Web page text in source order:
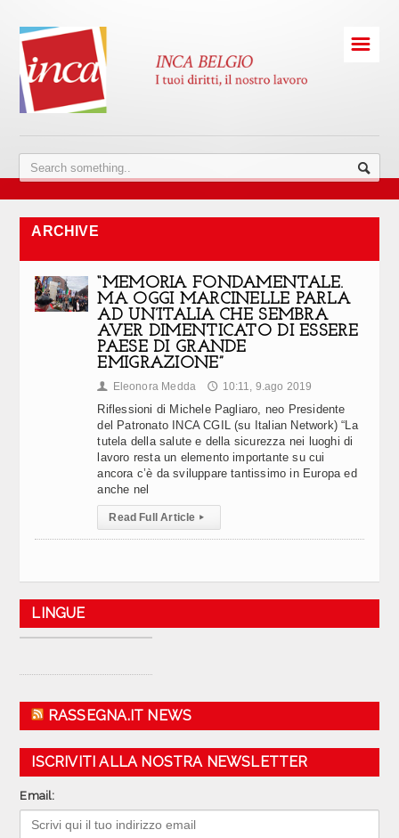
☰
ARCHIVE
“MEMORIA FONDAMENTALE.
MA OGGI MARCINELLE PARLA
AD UN’ITALIA CHE SEMBRA
AVER DIMENTICATO DI ESSERE
PAESE DI GRANDE
EMIGRAZIONE”
👤 Eleonora Medda 🕔 10:11, 9.ago 2019
Riflessioni di Michele Pagliaro, neo Presidente
del Patronato INCA CGIL (su Italian Network) “La
tutela della salute e della sicurezza nei luoghi di
lavoro resta un elemento importante su cui
ancora c’è da sviluppare tantissimo in Europa ed
anche nel
Read Full Article ▸
LINGUE
RASSEGNA.IT NEWS
ISCRIVITI ALLA NOSTRA NEWSLETTER
Email: